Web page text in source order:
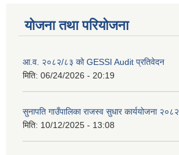
योजना तथा परियोजना
आ.व. २०८२/८३ को GESSI Audit प्रतिवेदन
मिति: 06/24/2026 - 20:19
सुनापति गाउँपालिका राजस्व सुधार कार्ययोजना २०८२
मिति: 10/12/2025 - 13:08